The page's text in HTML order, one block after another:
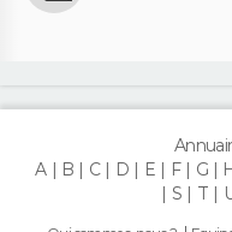
A
B C D E F G
S
T